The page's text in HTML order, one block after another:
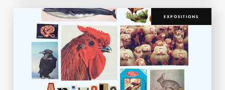
EXPOSITIONS